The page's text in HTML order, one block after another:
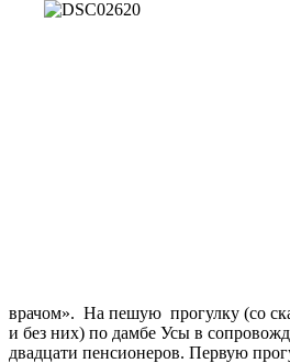
врачом». На пешую прогулку (со
и без них) по дамбе Усы в
двадцати пенсионеров. Первую